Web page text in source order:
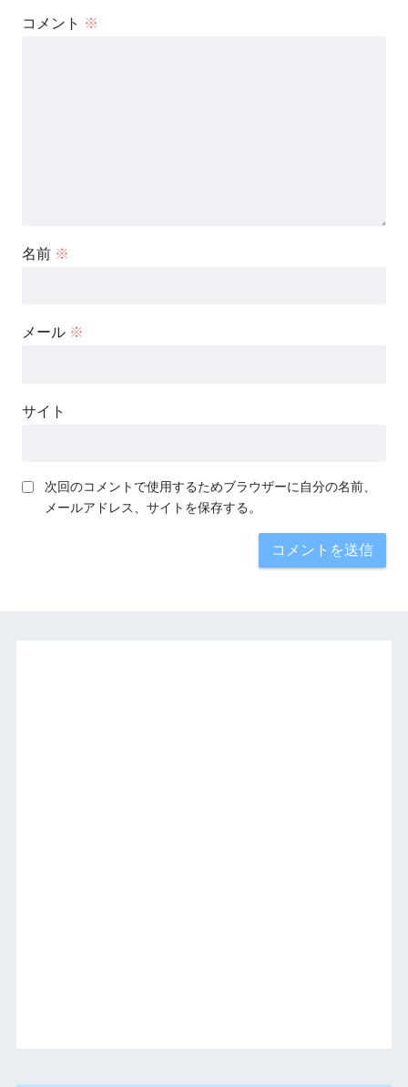
コメント ※
名前 ※
メール ※
サイト
次回のコメントで使用するためブラウザーに自分の名前、
メールアドレス、サイトを保存する。